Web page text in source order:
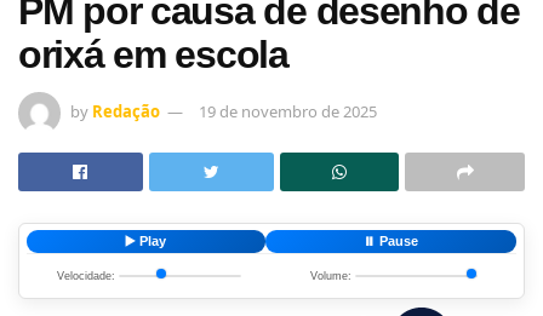
PM por causa de desenho de
orixá em escola
by Redação 19 de novembro de 2025
▶️ Play ⏸️ Pause
Velocidade: Volume: